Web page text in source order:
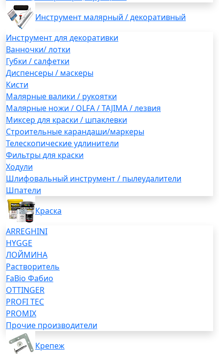
Инструмент малярный / декоративный
Инструмент для декоративки
Ванночки/ лотки
Губки / салфетки
Диспенсеры / маскеры
Кисти
Малярные валики / рукоятки
Малярные ножи / OLFA / TAJIMA / лезвия
Миксер для краски / шпаклевки
Строительные карандаши/маркеры
Телескопические удлинители
Фильтры для краски
Ходули
Шлифовальный инструмент / пылеудалители
Шпатели
Краска
ARREGHINI
HYGGE
ЛОЙМИНА
Растворитель
FaBio Фабио
OTTINGER
PROFI TEC
PROMIX
Прочие производители
Крепеж